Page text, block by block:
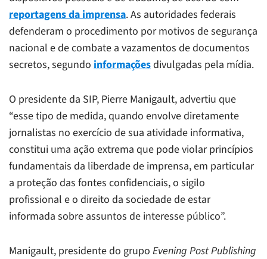
reportagens da imprensa. As autoridades federais
defenderam o procedimento por motivos de segurança
nacional e de combate a vazamentos de documentos
secretos, segundo informaçõesdivulgadas pela mídia.
O presidente da SIP, Pierre Manigault, advertiu que
“esse tipo de medida, quando envolve diretamente
jornalistas no exercício de sua atividade informativa,
constitui uma ação extrema que pode violar princípios
fundamentais da liberdade de imprensa, em particular
a proteção das fontes confidenciais, o sigilo
profissional e o direito da sociedade de estar
informada sobre assuntos de interesse público”.
Manigault, presidente do grupo Evening Post Publishing